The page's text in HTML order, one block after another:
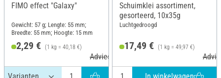
FIMO effect "Galaxy"
Gewicht: 57 g; Lengte: 55 mm;
Breedte: 55 mm; Hoogte: 15 mm
2,29 € (1 kg = 40,18 €)
Adviesprijs 3,60 €
Schuimklei assortiment,
gesorteerd, 10x35g
Luchtgedroogd
17,49 € (1 kg = 49,97 €)